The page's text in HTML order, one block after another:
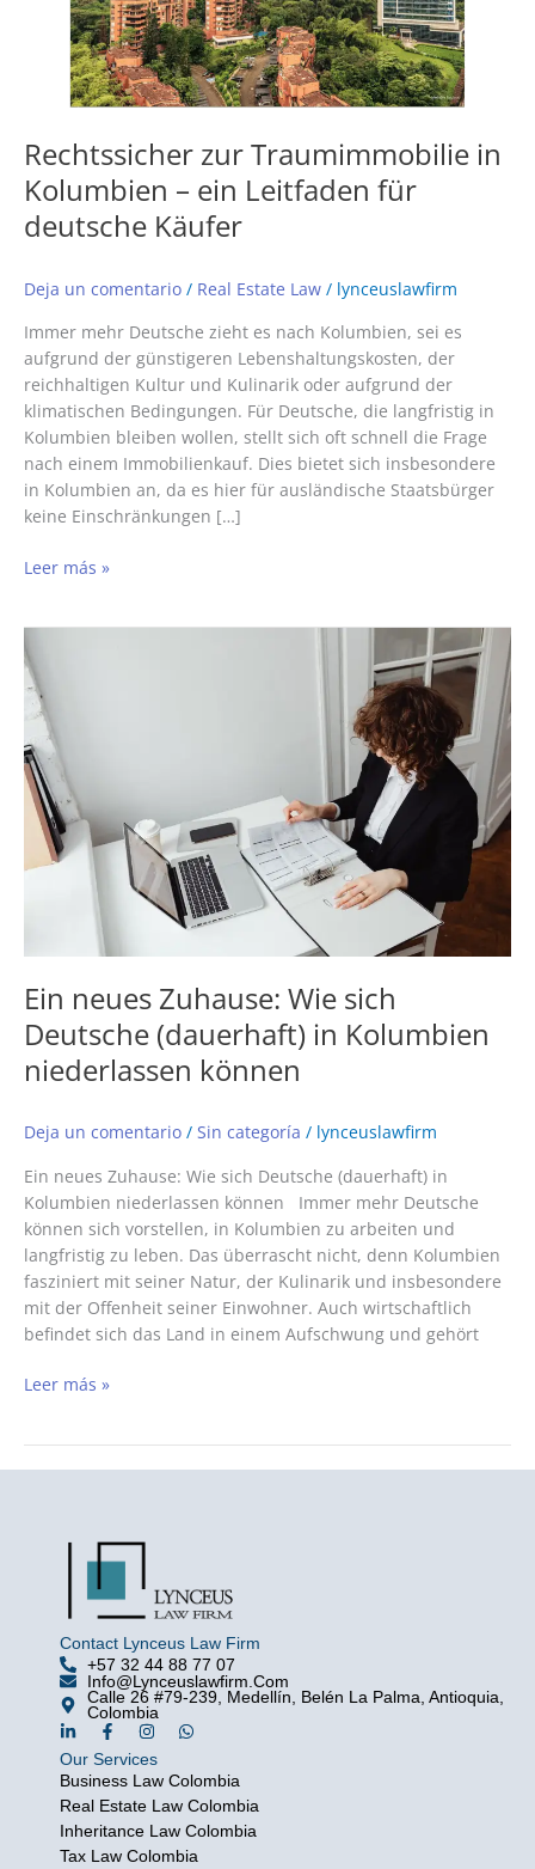
Rechtssicher zur Traumimmobilie in
Kolumbien – ein Leitfaden für
deutsche Käufer
Deja un comentario / Real Estate Law / lynceuslawfirm
Immer mehr Deutsche zieht es nach Kolumbien, sei es
aufgrund der günstigeren Lebenshaltungskosten, der
reichhaltigen Kultur und Kulinarik oder aufgrund der
klimatischen Bedingungen. Für Deutsche, die langfristig in
Kolumbien bleiben wollen, stellt sich oft schnell die Frage
nach einem Immobilienkauf. Dies bietet sich insbesondere
in Kolumbien an, da es hier für ausländische Staatsbürger
keine Einschränkungen […]
Leitfaden
deutsche
Käufer
Leer más »
Ein neues Zuhause: Wie sich
Deutsche (dauerhaft) in Kolumbien
niederlassen können
Deja un comentario / Sin categoría / lynceuslawfirm
Ein neues Zuhause: Wie sich Deutsche (dauerhaft) in
Kolumbien niederlassen können Immer mehr Deutsche
können sich vorstellen, in Kolumbien zu arbeiten und
langfristig zu leben. Das überrascht nicht, denn Kolumbien
fasziniert mit seiner Natur, der Kulinarik und insbesondere
mit der Offenheit seiner Einwohner. Auch wirtschaftlich
befindet sich das Land in einem Aufschwung und gehört
neues
Zuhause:
Wie
sich
Deutsche
(dauerhaft)
in
Kolumbien
niederlassen
Leer más »
Contact Lynceus Law Firm
+57 32 44 88 77 07
Info@lynceuslawfirm.com
Calle 26 #79-239, Medellín, Belén La Palma, Antioquia,
Colombia
L
i
n
k
e
d
i
n
-
F
a
c
e
b
o
o
k
-
I
n
s
t
a
g
r
a
m
W
h
t
s
a
p
p
Our Services
Business Law Colombia
Real Estate Law Colombia
Inheritance Law Colombia
Tax Law Colombia